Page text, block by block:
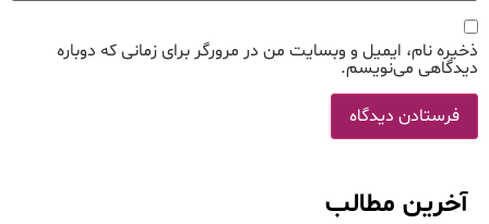
ذخیره نام، ایمیل و وبسایت من در مرورگر برای زمانی که دوباره
دیدگاهی می‌نویسم.
آخرین مطالب